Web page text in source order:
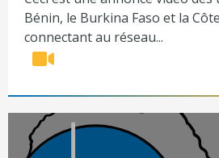
Bénin, le Burkina Faso et la
connectant au réseau...